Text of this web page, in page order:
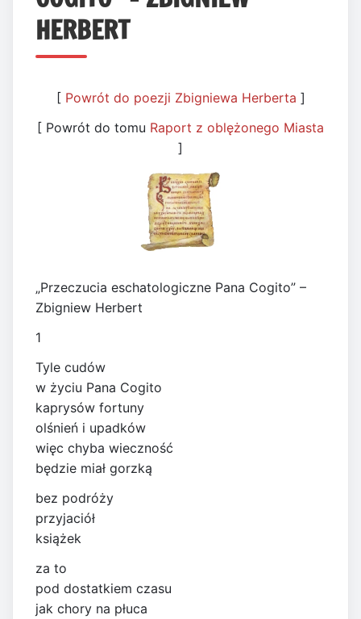
HERBERT
[ Powrót do poezji Zbigniewa Herberta ]
[ Powrót do tomu Raport z oblężonego Miasta
]
„Przeczucia eschatologiczne Pana Cogito” –
Zbigniew Herbert
1
Tyle cudów
w życiu Pana Cogito
kaprysów fortuny
olśnień i upadków
więc chyba wieczność
będzie miał gorzką
bez podróży
przyjaciół
książek
za to
pod dostatkiem czasu
jak chory na płuca